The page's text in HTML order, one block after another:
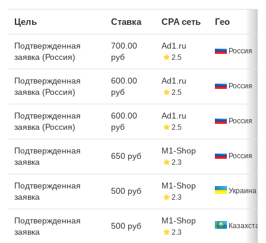
Цель Ставка CPA сеть Гео
Подтвержденная
заявка (Россия)
700.00
руб
Ad1.ru
2.5
Россия
Подтвержденная
заявка (Россия)
600.00
руб
Ad1.ru
2.5
Россия
Подтвержденная
заявка (Россия)
600.00
руб
Ad1.ru
2.5
Россия
Подтвержденная
заявка
650 руб
M1-Shop
2.3
Россия
Подтвержденная
заявка
500 руб
M1-Shop
2.3
Украина
Подтвержденная
заявка
500 руб
M1-Shop
2.3
Казахстан